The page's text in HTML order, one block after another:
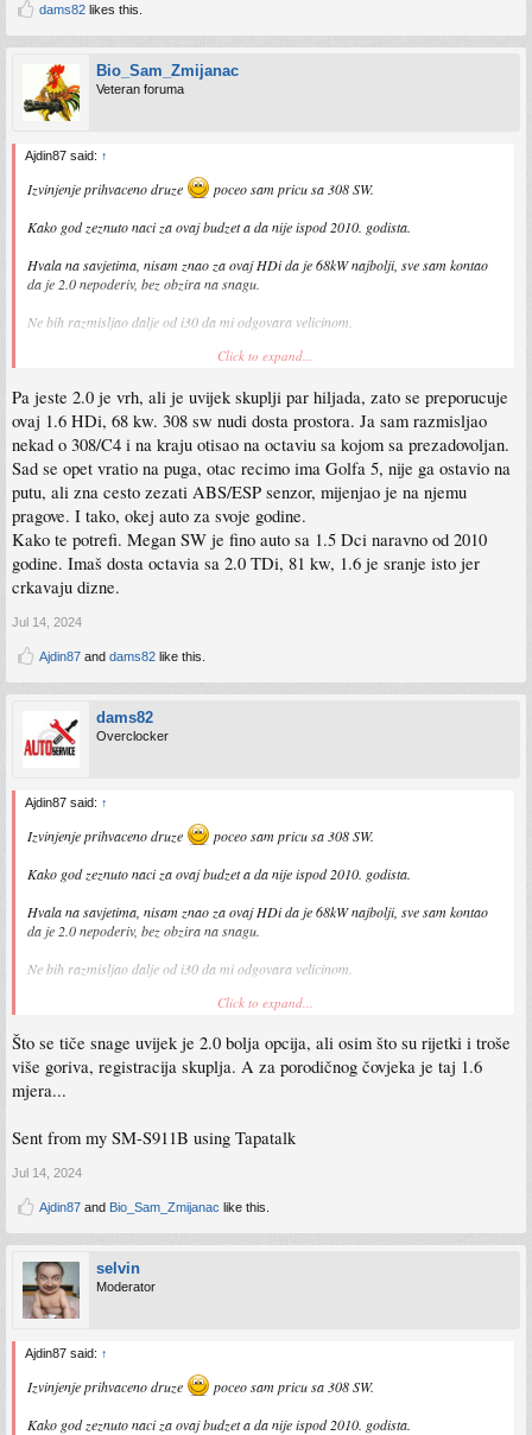
dams82 likes this.
Bio_Sam_Zmijanac
Veteran foruma
Ajdin87 said: ↑
Izvinjenje prihvaceno druze
poceo sam pricu sa 308 SW.
Kako god zeznuto naci za ovaj budzet a da nije ispod 2010. godista.
Hvala na savjetima, nisam znao za ovaj HDi da je 68kW najbolji, sve sam kontao
da je 2.0 nepoderiv, bez obzira na snagu.
Ne bih razmisljao dalje od i30 da mi odgovara velicinom.
Sent from my Mi Note 10 Lite using Tapatalk
Click to expand...
Pa jeste 2.0 je vrh, ali je uvijek skuplji par hiljada, zato se preporucuje
ovaj 1.6 HDi, 68 kw. 308 sw nudi dosta prostora. Ja sam razmisljao
nekad o 308/C4 i na kraju otisao na octaviu sa kojom sa prezadovoljan.
Sad se opet vratio na puga, otac recimo ima Golfa 5, nije ga ostavio na
putu, ali zna cesto zezati ABS/ESP senzor, mijenjao je na njemu
pragove. I tako, okej auto za svoje godine.
Kako te potrefi. Megan SW je fino auto sa 1.5 Dci naravno od 2010
godine. Imaš dosta octavia sa 2.0 TDi, 81 kw, 1.6 je sranje isto jer
crkavaju dizne.
Jul 14, 2024
Ajdin87 and dams82 like this.
dams82
Overclocker
Ajdin87 said: ↑
Izvinjenje prihvaceno druze
poceo sam pricu sa 308 SW.
Kako god zeznuto naci za ovaj budzet a da nije ispod 2010. godista.
Hvala na savjetima, nisam znao za ovaj HDi da je 68kW najbolji, sve sam kontao
da je 2.0 nepoderiv, bez obzira na snagu.
Ne bih razmisljao dalje od i30 da mi odgovara velicinom.
Sent from my Mi Note 10 Lite using Tapatalk
Click to expand...
Što se tiče snage uvijek je 2.0 bolja opcija, ali osim što su rijetki i troše
više goriva, registracija skuplja. A za porodičnog čovjeka je taj 1.6
mjera...
Sent from my SM-S911B using Tapatalk
Jul 14, 2024
Ajdin87 and Bio_Sam_Zmijanac like this.
selvin
Moderator
Ajdin87 said: ↑
Izvinjenje prihvaceno druze
poceo sam pricu sa 308 SW.
Kako god zeznuto naci za ovaj budzet a da nije ispod 2010. godista.